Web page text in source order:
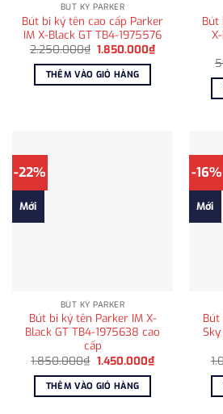
BÚT KÝ PARKER
Bút bi ký tên cao cấp Parker
IM X-Black GT TB4-1975576
2.250.000₫ Giá
là:
2.250.000₫.
1.850.000₫Giá
hiện
THÊM VÀO GIỎ HÀNG
Bút
-22%
Mới
BÚT KÝ PARKER
Bút bi ký tên Parker IM X-
Black GT TB4-1975638 cao
cấp
1.850.000₫ Giá
là:
1.850.000₫.
1.450.000₫Giá
hiện
1.450.000₫.
THÊM VÀO GIỎ HÀNG
-16%
Mới
Bút